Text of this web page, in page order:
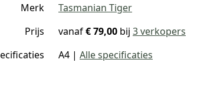
Merk
Tasmanian Tiger
Prijs
vanaf€ 79,00 bij 3 verkopers
A4 | Alle specificaties